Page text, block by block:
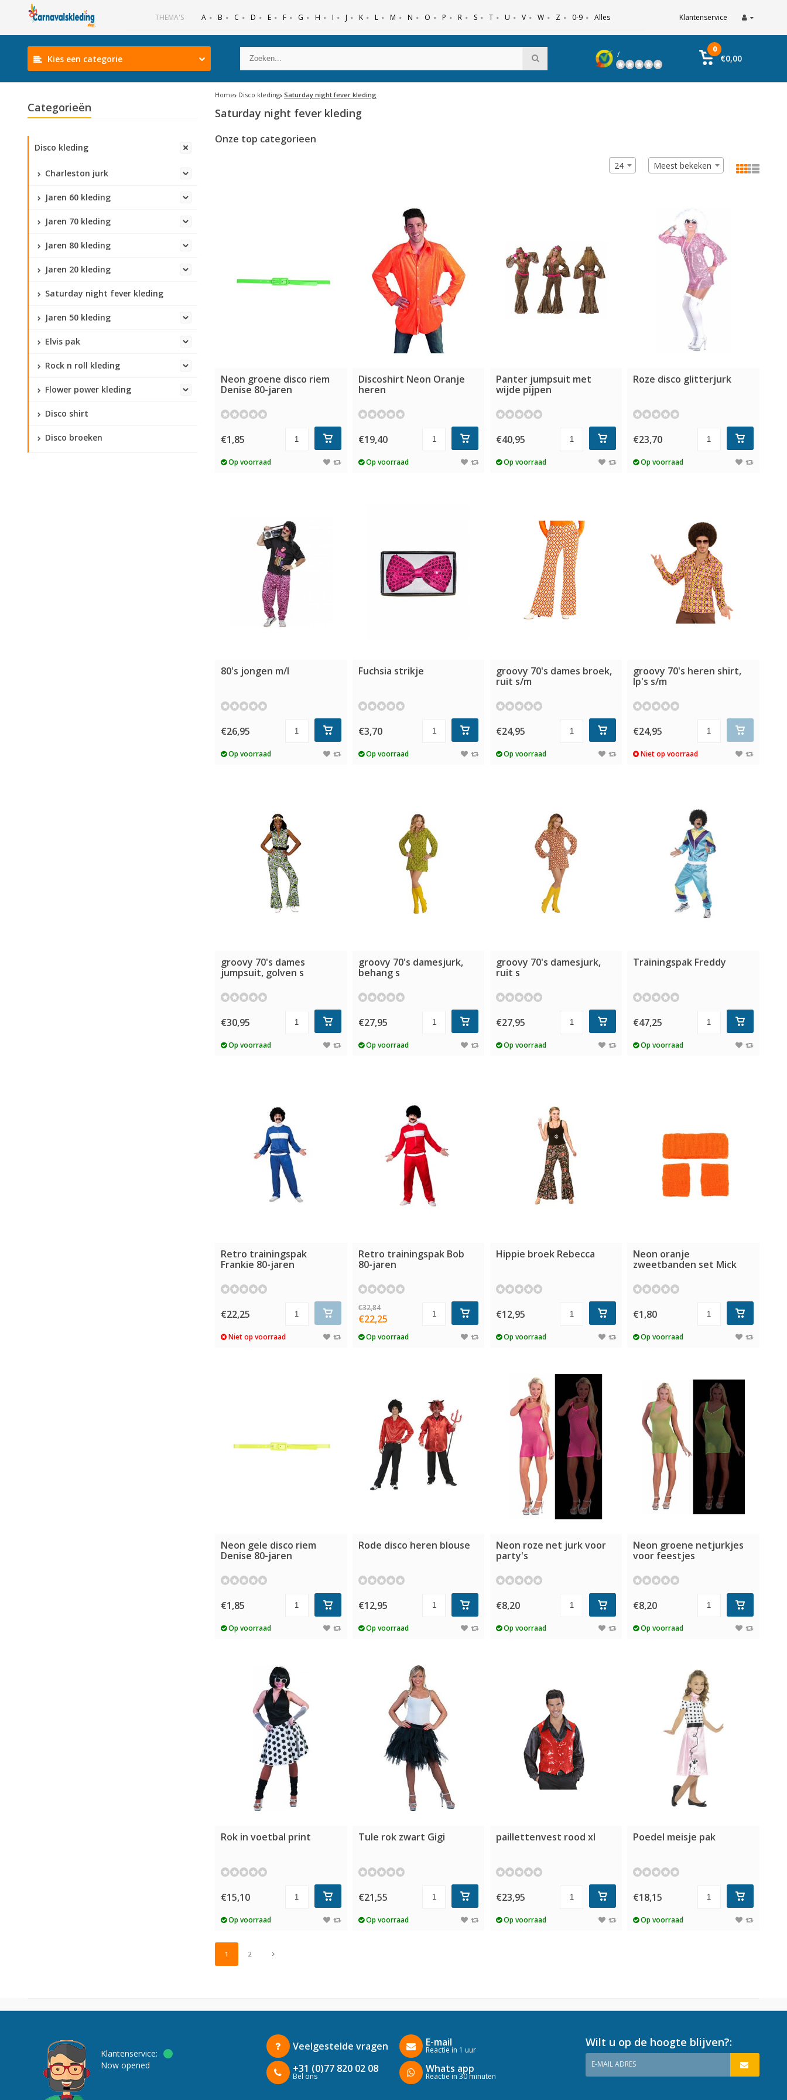
THEMA'S A B C D E F G H I J K L M N O P R S T U V W Z 0-9 Alles Klantenservice
Kies een categorie /
0
€0,00
Categorieën
Disco kleding
Charleston jurk
Jaren 60 kleding
Jaren 70 kleding
Jaren 80 kleding
Jaren 20 kleding
Saturday night fever kleding
Jaren 50 kleding
Elvis pak
Rock n roll kleding
Flower power kleding
Disco shirt
Disco broeken
Home Disco kleding Saturday night fever kleding
Saturday night fever kleding
Onze top categorieen
Meest bekeken
24
Neon groene disco riem
Denise 80-jaren
€1,85
Op voorraad
Discoshirt Neon Oranje
heren
€19,40
Op voorraad
Panter jumpsuit met
wijde pijpen
€40,95
Op voorraad
Roze disco glitterjurk
€23,70
Op voorraad
80's jongen m/l
€26,95
Op voorraad
Fuchsia strikje
€3,70
Op voorraad
groovy 70's dames broek,
ruit s/m
€24,95
Op voorraad
groovy 70's heren shirt,
lp's s/m
€24,95
Niet op voorraad
groovy 70's dames
jumpsuit, golven s
€30,95
Op voorraad
groovy 70's damesjurk,
behang s
€27,95
Op voorraad
groovy 70's damesjurk,
ruit s
€27,95
Op voorraad
Trainingspak Freddy
€47,25
Op voorraad
Retro trainingspak
Frankie 80-jaren
€22,25
Niet op voorraad
Retro trainingspak Bob
80-jaren
€32,84
€22,25
Op voorraad
Hippie broek Rebecca
€12,95
Op voorraad
Neon oranje
zweetbanden set Mick
€1,80
Op voorraad
Neon gele disco riem
Denise 80-jaren
€1,85
Op voorraad
Rode disco heren blouse
€12,95
Op voorraad
Neon roze net jurk voor
party's
€8,20
Op voorraad
Neon groene netjurkjes
voor feestjes
€8,20
Op voorraad
Rok in voetbal print
€15,10
Op voorraad
Tule rok zwart Gigi
€21,55
Op voorraad
paillettenvest rood xl
€23,95
Op voorraad
Poedel meisje pak
€18,15
Op voorraad
1 2
Klantenservice:
Now opened
Veelgestelde vragen
+31 (0)77 820 02 08
Bel ons
E-mail
Reactie in 1 uur
Whats app
Reactie in 30 minuten
Wilt u op de hoogte blijven?:
E-MAIL ADRES